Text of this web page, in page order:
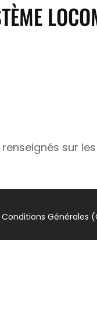
sur
Conditions Générales